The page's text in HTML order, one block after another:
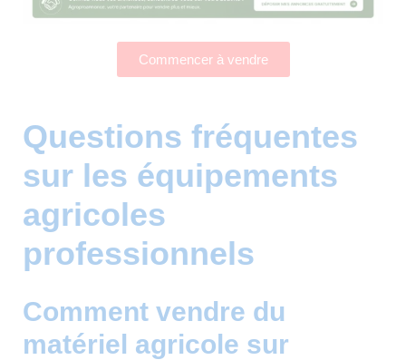
Commencer à vendre
Questions fréquentes
sur les équipements
agricoles
professionnels
Comment vendre du
matériel agricole sur